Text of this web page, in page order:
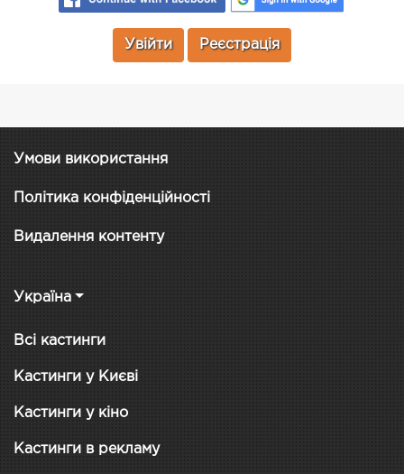
Увійти Реєстрація
Умови використання
Політика конфіденційності
Видалення контенту
Україна
Всі кастинги
Кастинги у Києві
Кастинги у кіно
Кастинги в рекламу